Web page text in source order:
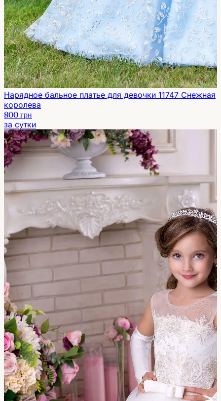
Нарядное бальное платье для девочки 11747 Снежная
королева
800 грн
за сутки